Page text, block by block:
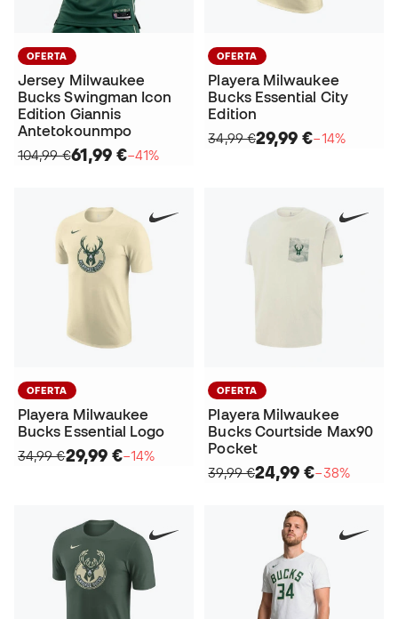
OFERTA
Jersey Milwaukee
Bucks Swingman Icon
Edition Giannis
Antetokounmpo
104,99 €61,99 €−41%
OFERTA
Playera Milwaukee
Bucks Essential City
Edition
34,99 €29,99 €−14%
OFERTA
Playera Milwaukee
Bucks Essential Logo
34,99 €29,99 €−14%
OFERTA
Playera Milwaukee
Bucks Courtside Max90
Pocket
39,99 €24,99 €−38%